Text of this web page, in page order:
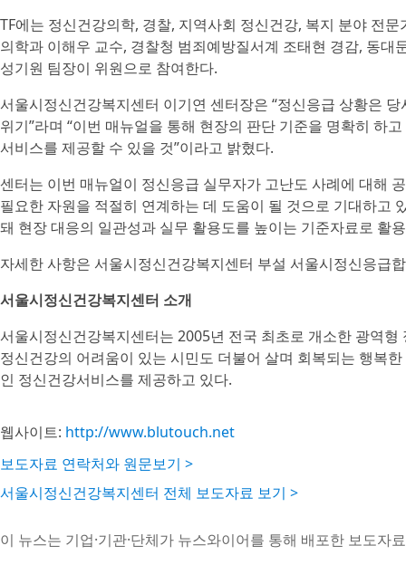
TF에는 정신건강의학, 경찰, 지역사회 정신건강, 복지 분야 전
의학과 이해우 교수, 경찰청 범죄예방질서계 조태현 경감, 동
성기원 팀장이 위원으로 참여한다.
서울시정신건강복지센터 이기연 센터장은 “정신응급 상황은
위기”라며 “이번 매뉴얼을 통해 현장의 판단 기준을 명확히 하
서비스를 제공할 수 있을 것”이라고 밝혔다.
센터는 이번 매뉴얼이 정신응급 실무자가 고난도 사례에 대해
필요한 자원을 적절히 연계하는 데 도움이 될 것으로 기대하고
돼 현장 대응의 일관성과 실무 활용도를 높이는 기준자료로 활
자세한 사항은 서울시정신건강복지센터 부설 서울시정신응급
서울시정신건강복지센터 소개
서울시정신건강복지센터는 2005년 전국 최초로 개소한 광역
정신건강의 어려움이 있는 시민도 더불어 살며 회복되는 행복
인 정신건강서비스를 제공하고 있다.
웹사이트: http://www.blutouch.net
보도자료 연락처와 원문보기 >
서울시정신건강복지센터 전체 보도자료 보기 >
이 뉴스는 기업·기관·단체가 뉴스와이어를 통해 배포한 보도자